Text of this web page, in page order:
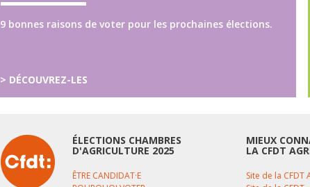
9 bonnes raisons de voter pour les prochaines élections.
> DÉCOUVREZ-LES
ÉLECTIONS CHAMBRES
D'AGRICULTURE 2025
ÊTRE CANDIDAT·E
MIEUX
LA CFDT
Site de la CFDT